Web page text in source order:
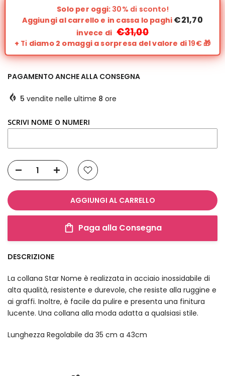
Solo per oggi:30% di sconto!
Aggiungi al carrello e in cassa lo paghi€21,70
invece di €31,00
+Ti diamo 2 omaggi a sorpresa del valore di19€🎁
PAGAMENTO ANCHE ALLA CONSEGNA
5 vendite nelle ultime 8 ore
SCRIVI NOME O NUMERI
AGGIUNGI AL CARRELLO
Paga alla Consegna
DESCRIZIONE
La collana Star Nome è realizzata in acciaio inossidabile di
alta qualità, resistente e durevole, che resiste alla ruggine e
ai graffi. Inoltre, è facile da pulire e presenta una finitura
lucente. Una collana alla moda adatta a qualsiasi stile.
Lunghezza Regolabile da 35 cm a 43cm